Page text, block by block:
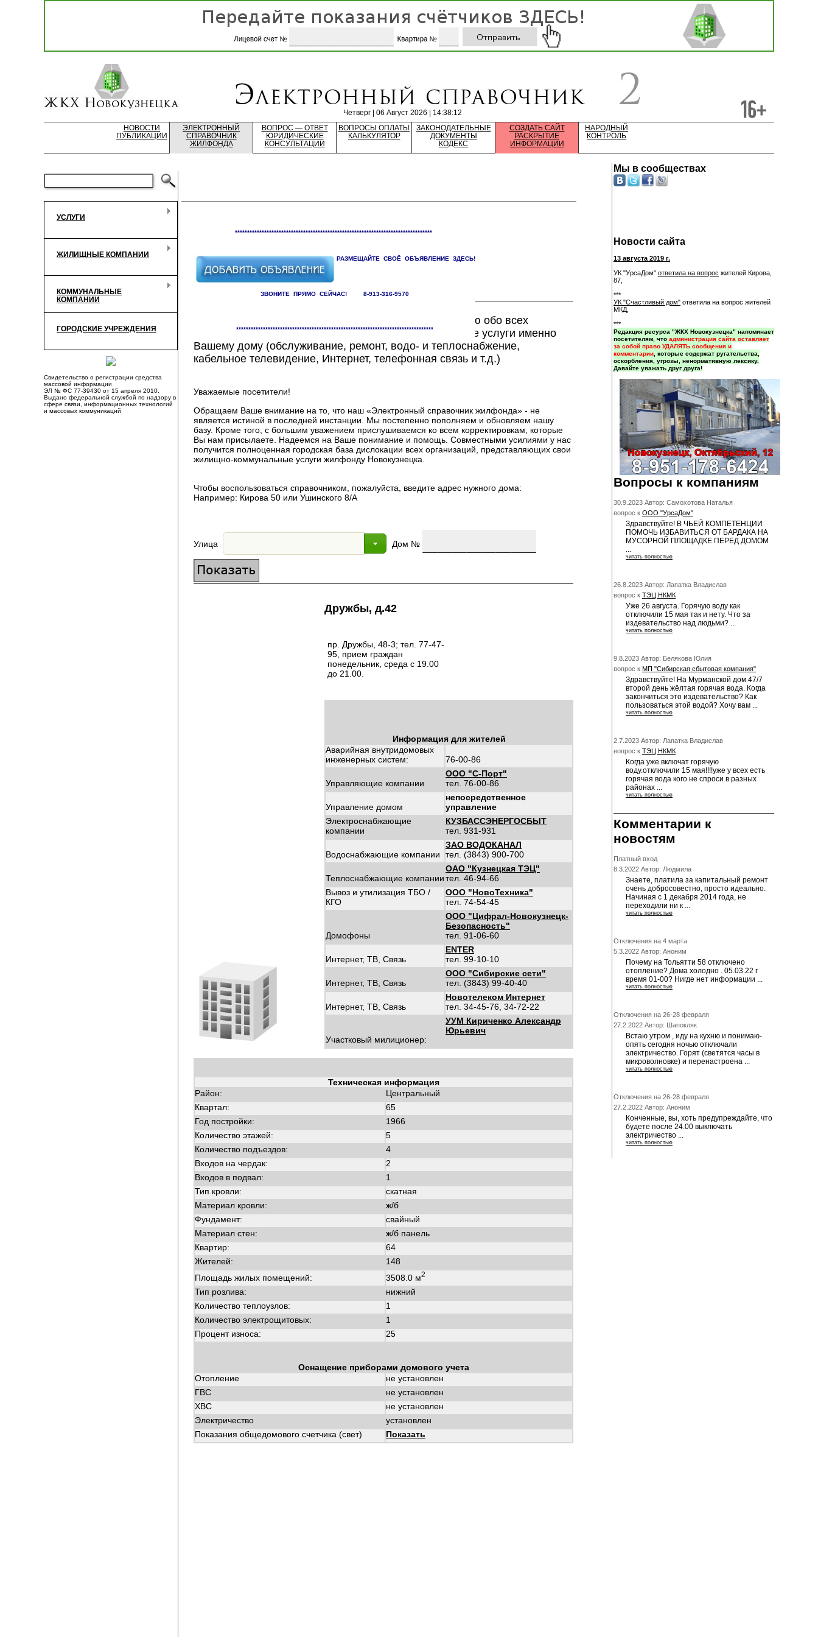
Четверг | 06 Август 2026 | 14:38:12
НОВОСТИ
ПУБЛИКАЦИИ
ЭЛЕКТРОННЫЙ
СПРАВОЧНИК
ЖИЛФОНДА
ВОПРОС — ОТВЕТ
ЮРИДИЧЕСКИЕ
КОНСУЛЬТАЦИИ
ВОПРОСЫ ОПЛАТЫ
КАЛЬКУЛЯТОР
ЗАКОНОДАТЕЛЬНЫЕ
ДОКУМЕНТЫ
КОДЕКС
СОЗДАТЬ САЙТ
РАСКРЫТИЕ
ИНФОРМАЦИИ
НАРОДНЫЙ
КОНТРОЛЬ
УСЛУГИ
ЖИЛИЩНЫЕ КОМПАНИИ
КОММУНАЛЬНЫЕ
КОМПАНИИ
ГОРОДСКИЕ УЧРЕЖДЕНИЯ
Свидетельство о регистрации средства
массовой информации
ЭЛ № ФС 77-39430 от 15 апреля 2010.
Выдано федеральной службой по надзору в
сфере связи, информационных технологий
и массовых коммуникаций
*********************************************************************************
РАЗМЕЩАЙТЕ СВОЁ ОБЪЯВЛЕНИЕ ЗДЕСЬ!
ЗВОНИТЕ ПРЯМО СЕЙЧАС! 8-913-316-9570
*********************************************************************************
Здесь Вы сможете найти исчерпывающую информацию обо всех
компаниях, предоставляющих жилищно-коммунальные услуги именно
Вашему дому (обслуживание, ремонт, водо- и теплоснабжение,
кабельное телевидение, Интернет, телефонная связь и т.д.)
Уважаемые посетители!
Обращаем Ваше внимание на то, что наш «Электронный справочник жилфонда» - не
является истиной в последней инстанции. Мы постепенно пополняем и обновляем нашу
базу. Кроме того, с большим уважением прислушиваемся ко всем корректировкам, которые
Вы нам присылаете. Надеемся на Ваше понимание и помощь. Совместными усилиями у нас
получится полноценная городская база дислокации всех организаций, представляющих свои
жилищно-коммунальные услуги жилфонду Новокузнецка.
Чтобы воспользоваться справочником, пожалуйста, введите адрес нужного дома:
Например: Кирова 50 или Ушинского 8/А
Улица Дом №
Дружбы, д.42
пр. Дружбы, 48-3; тел. 77-47-
95, прием граждан
понедельник, среда с 19.00
до 21.00.
Информация для жителей
Аварийная внутридомовых
инженерных систем:
76-00-86
Управляющие компании
ООО "С-Порт"
тел. 76-00-86
Управление домом
непосредственное
управление
Электроснабжающие
компании
КУЗБАССЭНЕРГОСБЫТ
тел. 931-931
Водоснабжающие компании
ЗАО ВОДОКАНАЛ
тел. (3843) 900-700
Теплоснабжающие компании
ОАО "Кузнецкая ТЭЦ"
тел. 46-94-66
Вывоз и утилизация ТБО /
КГО
ООО "НовоТехника"
тел. 74-54-45
Домофоны
ООО "Цифрал-Новокузнецк-
Безопасность"
тел. 91-06-60
Интернет, ТВ, Связь
ENTER
тел. 99-10-10
Интернет, ТВ, Связь
ООО "Сибирские сети"
тел. (3843) 99-40-40
Интернет, ТВ, Связь
Новотелеком Интернет
тел. 34-45-76, 34-72-22
Участковый милиционер:
УУМ Кириченко Александр
Юрьевич
Техническая информация
Район:
Центральный
Квартал:
65
Год постройки:
1966
Количество этажей:
5
Количество подъездов:
4
Входов на чердак:
2
Входов в подвал:
1
Тип кровли:
скатная
Материал кровли:
ж/б
Фундамент:
свайный
Материал стен:
ж/б панель
Квартир:
64
Жителей:
148
Площадь жилых помещений:
3508.0 м2
Тип розлива:
нижний
Количество теплоузлов:
1
Количество электрощитовых:
1
Процент износа:
25
Оснащение приборами домового учета
Отопление
не установлен
ГВС
не установлен
ХВС
не установлен
Электричество
установлен
Показания общедомового счетчика (свет)
Показать
Мы в сообществах
Новости сайта
13 августа 2019 г.
УК "УрсаДом" ответила на вопрос жителей Кирова,
87,
***
УК "Счастливый дом" ответила на вопрос жителей
МКД,
***
Редакция ресурса "ЖКХ Новокузнецка" напоминает
посетителям, что администрация сайта оставляет
за собой право УДАЛЯТЬ сообщения и
комментарии , которые содержат ругательства,
оскорбления, угрозы, ненормативную лексику.
Давайте уважать друг друга!
Вопросы к компаниям
30.9.2023 Автор: Самохотова Наталья
вопрос к ООО "УрсаДом"
Здравствуйте! В ЧЬЕЙ КОМПЕТЕНЦИИ
ПОМОЧЬ ИЗБАВИТЬСЯ ОТ БАРДАКА НА
МУСОРНОЙ ПЛОЩАДКЕ ПЕРЕД ДОМОМ
...
читать полностью
26.8.2023 Автор: Лапатка Владислав
вопрос к ТЭЦ НКМК
Уже 26 августа. Горячую воду как
отключили 15 мая так и нету. Что за
издевательство над людьми? ...
читать полностью
9.8.2023 Автор: Белякова Юлия
вопрос к МП "Сибирская сбытовая компания"
Здравствуйте! На Мурманской дом 47/7
второй день жёлтая горячая вода. Когда
закончиться это издевательство? Как
пользоваться этой водой? Хочу вам ...
читать полностью
2.7.2023 Автор: Лапатка Владислав
вопрос к ТЭЦ НКМК
Когда уже включат горячую
воду.отключили 15 мая!!!!уже у всех есть
горячая вода кого не спроси в разных
районах ...
читать полностью
Комментарии к
новостям
Платный вход
8.3.2022 Автор: Людмила
Знаете, платила за капитальный ремонт
очень добросовестно, просто идеально.
Начиная с 1 декабря 2014 года, не
переходили ни к ...
читать полностью
Отключения на 4 марта
5.3.2022 Автор: Аноним
Почему на Тольятти 58 отключено
отопление? Дома холодно . 05.03.22 г
время 01-00? Нигде нет информации ...
читать полностью
Отключения на 26-28 февраля
27.2.2022 Автор: Шапокляк
Встаю утром , иду на кухню и понимаю-
опять сегодня ночью отключали
электричество. Горят (светятся часы в
микроволновке) и перенастроена ...
читать полностью
Отключения на 26-28 февраля
27.2.2022 Автор: Аноним
Конченные, вы, хоть предупреждайте, что
будете после 24.00 выключать
электричество ...
читать полностью